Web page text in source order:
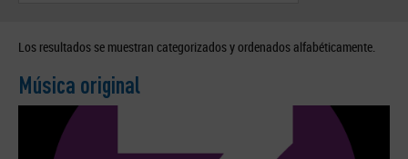
Los resultados se muestran categorizados y ordenados alfabéticamente.
Música original